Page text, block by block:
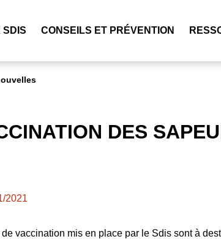
SDIS CONSEILS ET PRÉVENTION
DES
2021
de vaccination mis en place par le Sdis sont à